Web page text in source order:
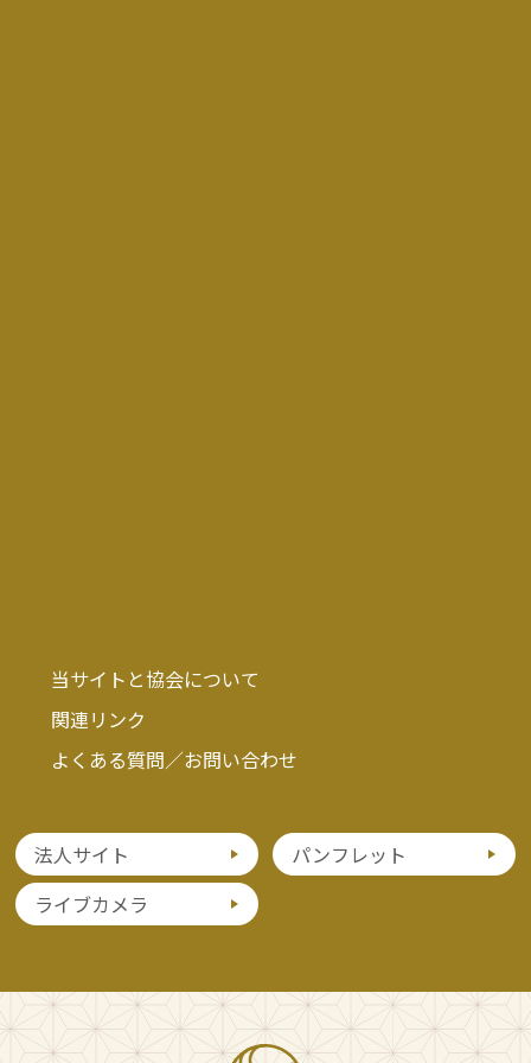
当サイトと協会について
関連リンク
よくある質問／お問い合わせ
法人サイト
パンフレット
ライブカメラ